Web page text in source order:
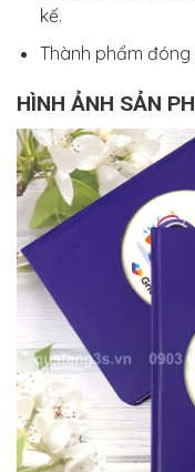
kế.
Thành phẩm
HÌNH ẢNH SẢN